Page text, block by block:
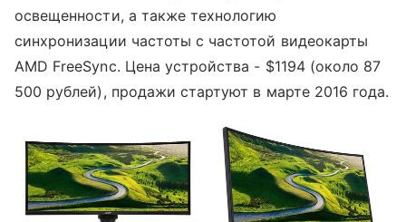
освещенности, а также технологию
синхронизации частоты с частотой видеокарты
AMD FreeSync. Цена устройства - $1194 (около 87
500 рублей), продажи стартуют в марте 2016 года.